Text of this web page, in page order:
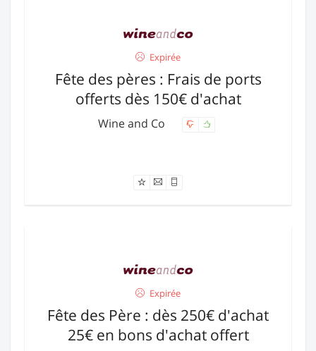
Expirée
Fête des pères : Frais de ports
offerts dès 150€ d'achat
Wine and Co
Expirée
Fête des Père : dès 250€ d'achat
25€ en bons d'achat offert